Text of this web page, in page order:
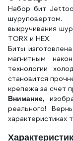
Набор бит
выкручивания
TORX и HEX.
Биты
магнитным
технологии
становится
крепежа за счет
Внимание,
реального!
характеристиках